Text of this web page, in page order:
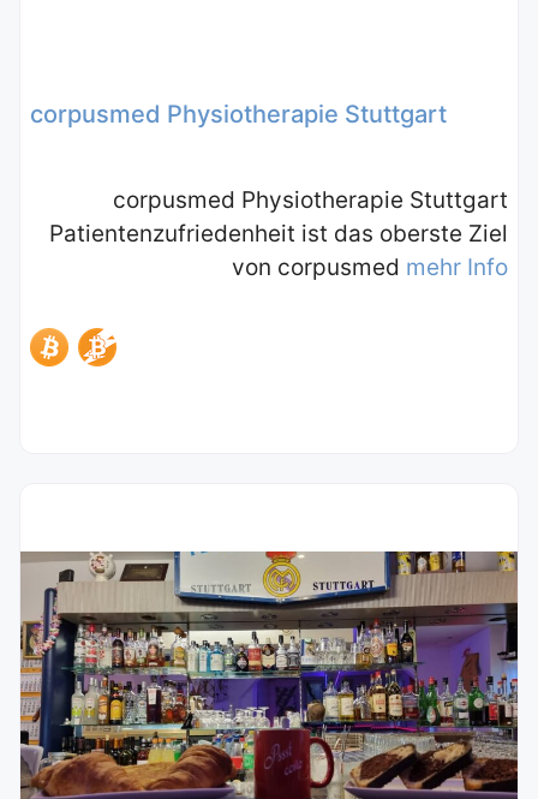
corpusmed Physiotherapie Stuttgart
corpusmed Physiotherapie Stuttgart
Patientenzufriedenheit ist das oberste Ziel
von corpusmed mehr Info